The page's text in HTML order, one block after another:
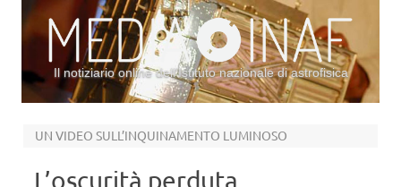
Il notiziario online dell’Istituto nazionale di astrofisica
UN VIDEO SULL’INQUINAMENTO LUMINOSO
L’oscurità perduta